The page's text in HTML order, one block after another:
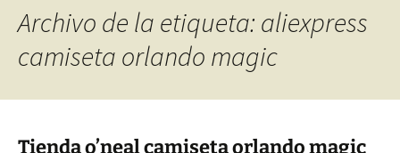
Archivo de la etiqueta: aliexpress
camiseta orlando magic
Tienda o’neal camiseta orlando magic